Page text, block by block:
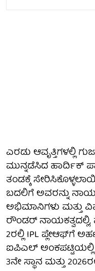
ಎರಡು ಆವೃತ್ತಿಗಳಲ್ಲಿ
ಮುನ್ನಡೆಸಿದ ಹಾರ್ದಿಕ್
ತಂಡಕ್ಕೆ
ಬದಲಿಗೆ ಅವರನ್ನು
ಅಭಿಮಾನಿಗಳು ಮತ್ತು
ರೌಂಡರ್ ನಾಯಕತ್ವದಲ್ಲಿ,
2ರಲ್ಲಿ IPL ಪ್ಲೇಆಫ್‌ಗೆ
ಐಪಿಎಲ್ ಅಂಕಪಟ್ಟಿಯಲ್ಲಿ
3ನೇ ಸ್ಥಾನ ಮತ್ತು